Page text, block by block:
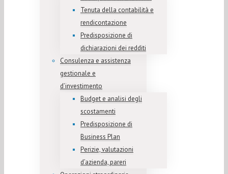
Tenuta della contabilità e
rendicontazione
Predisposizione di
dichiarazioni dei redditi
Consulenza e assistenza
gestionale e
d’investimento
Budget e analisi degli
scostamenti
Predisposizione di
Business Plan
Perizie, valutazioni
d’azienda, pareri